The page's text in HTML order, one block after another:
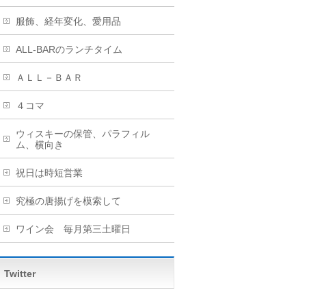
服飾、経年変化、愛用品
ALL-BARのランチタイム
ＡＬＬ－ＢＡＲ
４コマ
ウィスキーの保管、パラフィル
ム、横向き
祝日は時短営業
究極の唐揚げを模索して
ワイン会 毎月第三土曜日
Twitter